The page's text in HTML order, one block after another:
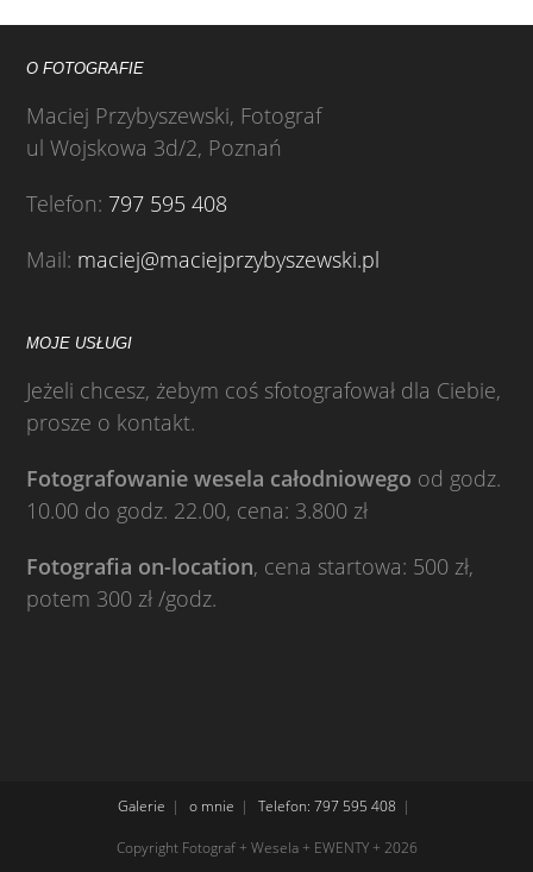
O FOTOGRAFIE
Maciej Przybyszewski, Fotograf
ul Wojskowa 3d/2, Poznań
Telefon: 797 595 408
Mail: maciej@maciejprzybyszewski.pl
MOJE USŁUGI
Jeżeli chcesz, żebym coś sfotografował dla Ciebie,
prosze o kontakt.
Fotografowanie wesela całodniowego od godz.
10.00 do godz. 22.00, cena: 3.800 zł
Fotografia on-location, cena startowa: 500 zł,
potem 300 zł /godz.
Galerie o mnie Telefon: 797 595 408
Copyright Fotograf + Wesela + EWENTY + 2026